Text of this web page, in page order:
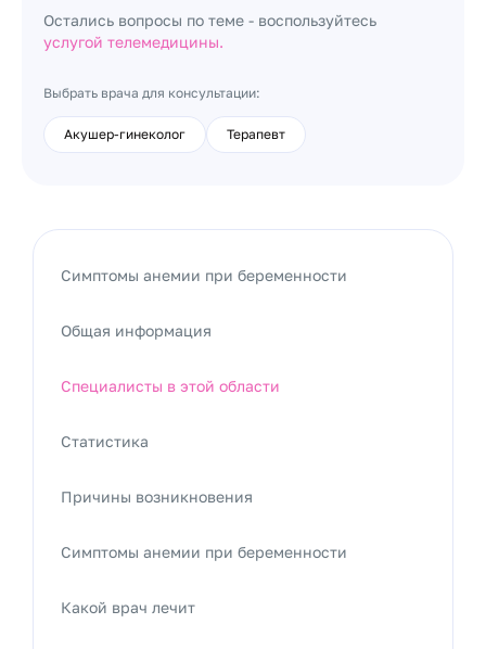
Остались вопросы по теме - воспользуйтесь
услугой телемедицины.
Выбрать врача для консультации:
Акушер-гинеколог Терапевт
Симптомы анемии при беременности
Общая информация
Специалисты в этой области
Статистика
Причины возникновения
Симптомы анемии при беременности
Какой врач лечит